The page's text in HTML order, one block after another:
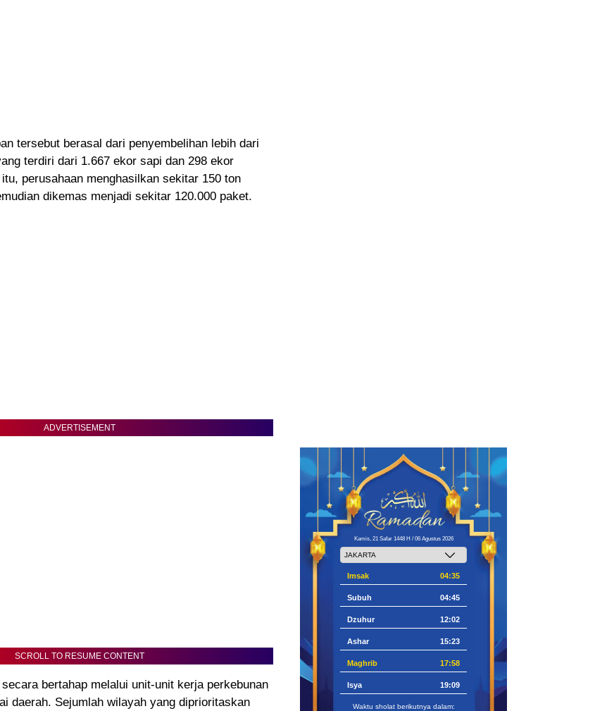
tersebut berasal dari penyembelihan lebih dari
terdiri dari 1.667 ekor sapi dan 298 ekor
perusahaan menghasilkan sekitar 150 ton
dikemas menjadi sekitar 120.000 paket.
ADVERTISEMENT
SCROLL TO RESUME CONTENT
bertahap melalui unit-unit kerja perkebunan
daerah. Sejumlah wilayah yang diprioritaskan
Kamis, 21 Safar 1448 H / 06 Agustus 2026
Imsak 04:35
Subuh 04:45
Dzuhur 12:02
Ashar 15:23
Maghrib 17:58
Isya 19:09
Waktu sholat berikutnya dalam: